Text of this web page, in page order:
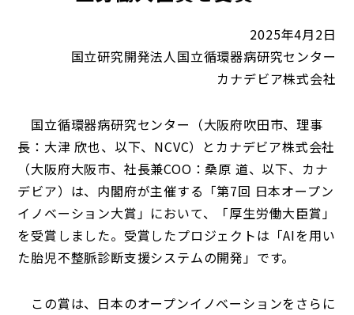
2025年4月2日
国立研究開発法人国立循環器病研究センター
カナデビア株式会社
国立循環器病研究センター（大阪府吹田市、理事
長：大津 欣也、以下、NCVC）とカナデビア株式会社
（大阪府大阪市、社長兼COO：桑原 道、以下、カナ
デビア）は、内閣府が主催する「第7回 日本オープン
イノベーション大賞」において、「厚生労働大臣賞」
を受賞しました。受賞したプロジェクトは「AIを用い
た胎児不整脈診断支援システムの開発」です。
この賞は、日本のオープンイノベーションをさらに